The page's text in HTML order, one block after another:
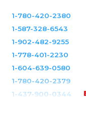
1-780-420-2380
1-587-328-6543
1-902-482-9255
1-778-401-2230
1-604-639-0580
1-780-420-2379
1-437-900-0344